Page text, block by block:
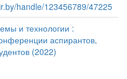
handle/123456789/47225
и технологии :
аспирантов,
(2022)